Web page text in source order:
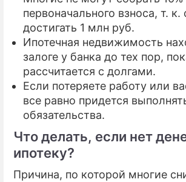
первоначального взноса, т.
достигать 1 млн руб.
Ипотечная недвижимость
залоге у банка до тех пор,
рассчитается с долгами.
Если потеряете работу или
все равно придется
обязательства.
Что делать, если нет
ипотеку?
Причина, по которой многие